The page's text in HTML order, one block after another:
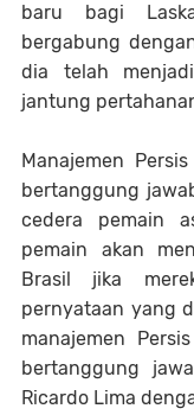
baru bagi
bergabung
dia telah
jantung
Manajemen
bertanggung
cedera pemain
pemain akan
Brasil jika
pernyataan yang
manajemen
bertanggung
Ricardo Lima